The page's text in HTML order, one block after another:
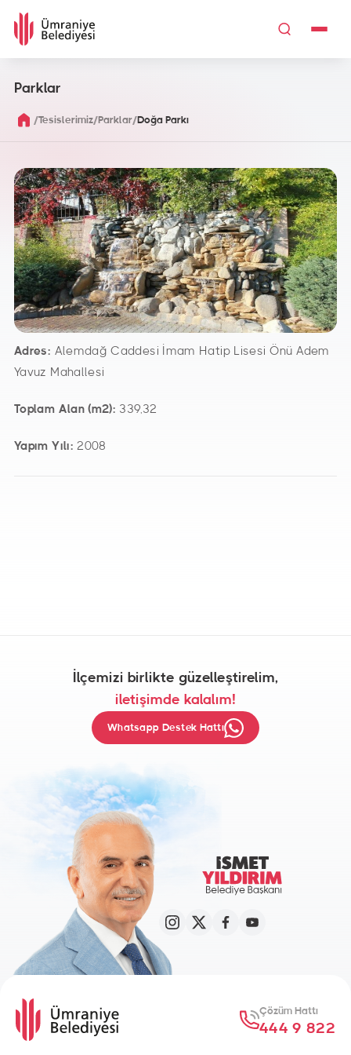
Parklar
/Tesislerimiz/Parklar/Doğa Parkı
Adres: Alemdağ Caddesi İmam Hatip Lisesi Önü Adem
Yavuz Mahallesi
Toplam Alan (m2): 339,32
Yapım Yılı:2008
İlçemizi birlikte güzelleştirelim,
iletişimde kalalım!
Whatsapp Destek Hattı
Çözüm Hattı
444 9 822